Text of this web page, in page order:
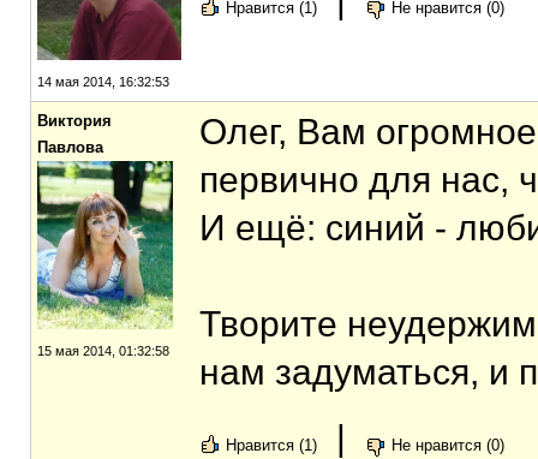
14 мая 2014, 16:32:53
Нравится (1) Не нравится (0)
Виктория
Павлова
15 мая 2014, 01:32:58
Олег, Вам
первично для нас,
И ещё: синий -
Творите
нам задуматься, и
Нравится (1) | Не нравится (0)